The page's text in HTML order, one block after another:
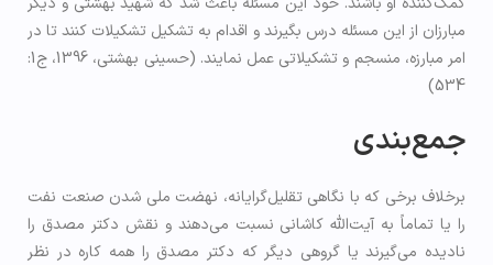
مبارزان از این مسئله درس بگیرند و اقدام به تشکیل تشکیلات کنند تا در
امر مبارزه، منسجم و تشکیلاتی عمل نمایند. (حسینی بهشتی، 1396، ج1:
534)
جمع‌بندی
برخلاف برخی که با نگاهی تقلیل‌گرایانه، نهضت ملی شدن صنعت نفت
را یا تماماً به آیت‌الله کاشانی نسبت می‌دهند و نقش دکتر مصدق را
نادیده می‌گیرند یا گروهی دیگر که دکتر مصدق را همه کاره در نظر